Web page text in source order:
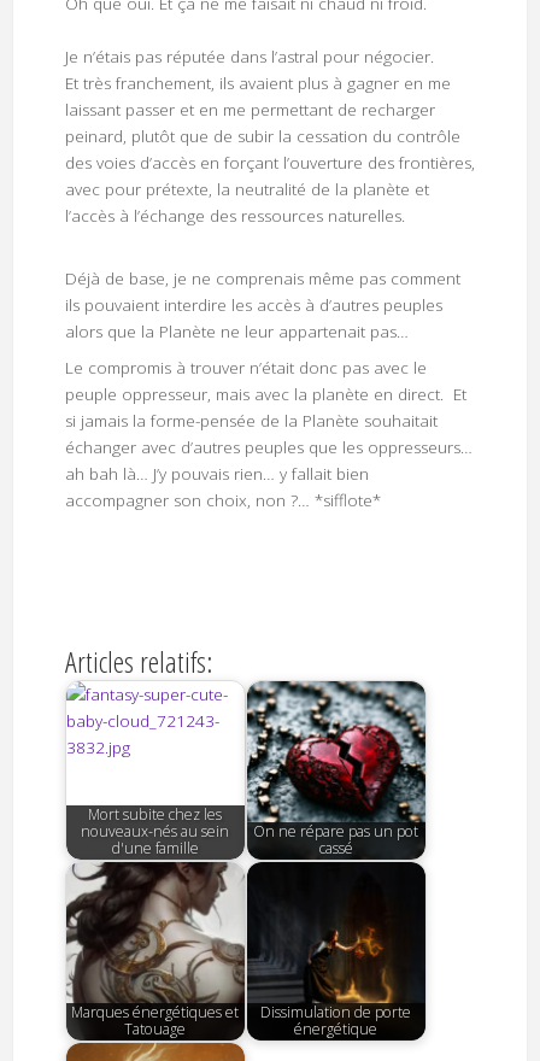
Je n’étais pas réputée dans l’astral pour négocier.
Et très franchement, ils avaient plus à gagner en me
laissant passer et en me permettant de recharger
peinard, plutôt que de subir la cessation du contrôle
des voies d’accès en forçant l’ouverture des frontières,
avec pour prétexte, la neutralité de la planète et
l’accès à l’échange des ressources naturelles.
Déjà de base, je ne comprenais même pas comment
ils pouvaient interdire les accès à d’autres peuples
alors que la Planète ne leur appartenait pas…
Le compromis à trouver n’était donc pas avec le
peuple oppresseur, mais avec la planète en direct. Et
si jamais la forme-pensée de la Planète souhaitait
échanger avec d’autres peuples que les oppresseurs…
ah bah là… J’y pouvais rien… y fallait bien
accompagner son choix, non ?… *sifflote*
Articles relatifs:
Mort subite chez les
nouveaux-nés au sein
d'une famille
On ne répare pas un pot
cassé
Marques énergétiques et
Tatouage
Dissimulation de porte
énergétique